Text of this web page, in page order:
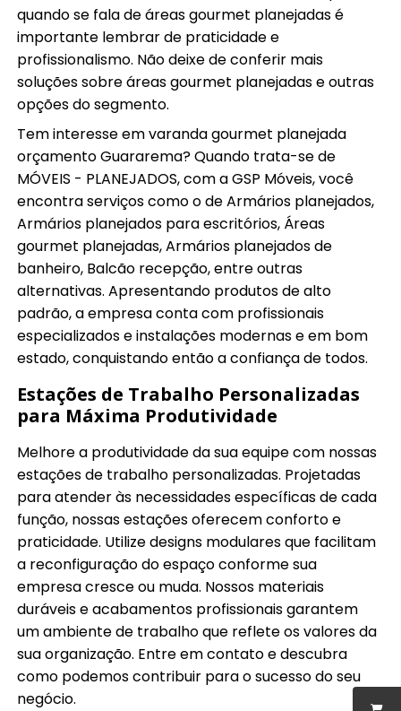
quando se fala de áreas gourmet planejadas é
importante lembrar de praticidade e
profissionalismo. Não deixe de conferir mais
soluções sobre áreas gourmet planejadas e outras
opções do segmento.
Tem interesse em varanda gourmet planejada
orçamento Guararema? Quando trata-se de
MÓVEIS - PLANEJADOS, com a GSP Móveis, você
encontra serviços como o de Armários planejados,
Armários planejados para escritórios, Áreas
gourmet planejadas, Armários planejados de
banheiro, Balcão recepção, entre outras
alternativas. Apresentando produtos de alto
padrão, a empresa conta com profissionais
especializados e instalações modernas e em bom
estado, conquistando então a confiança de todos.
Estações de Trabalho Personalizadas
para Máxima Produtividade
Melhore a produtividade da sua equipe com nossas
estações de trabalho personalizadas. Projetadas
para atender às necessidades específicas de cada
função, nossas estações oferecem conforto e
praticidade. Utilize designs modulares que facilitam
a reconfiguração do espaço conforme sua
empresa cresce ou muda. Nossos materiais
duráveis e acabamentos profissionais garantem
um ambiente de trabalho que reflete os valores da
sua organização. Entre em contato e descubra
como podemos contribuir para o sucesso do seu
negócio.